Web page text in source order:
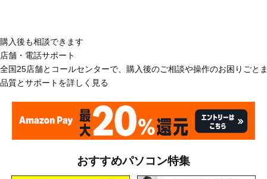
購入後も相談できます
店舗・電話サポート
全国25店舗とコールセンターで、購入後のご相談や操作のお困りごと
品質とサポートを詳しく見る
おすすめパソコン特集